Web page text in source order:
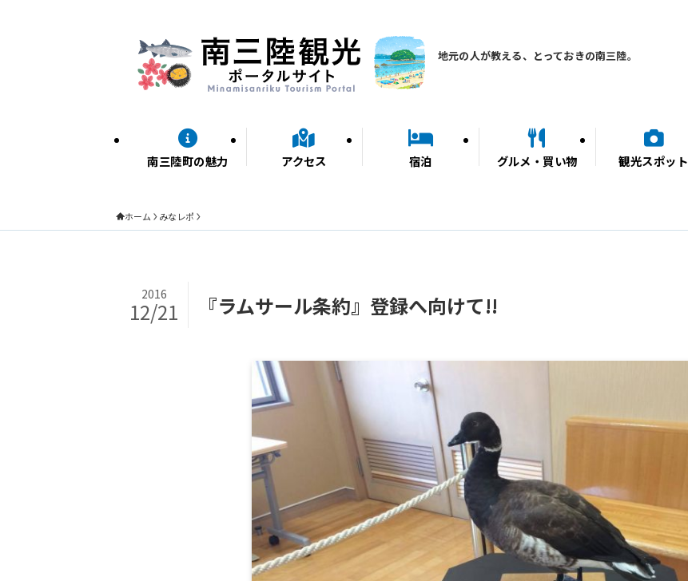
地元の人が教える、とっておきの南三陸。
南三陸町の魅力 アクセス 宿泊 グルメ・買い物 観光スポット
ホーム みなレポ
『ラムサール条約』登録へ向けて!!
2016
12/21